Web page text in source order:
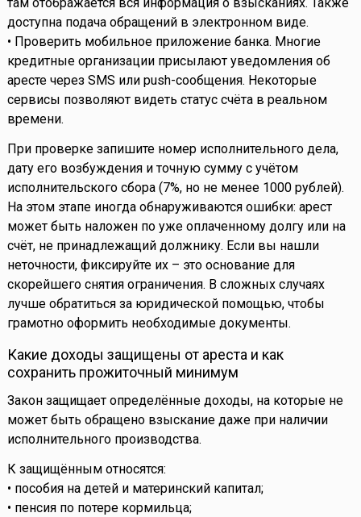
доступна подача обращений в электронном виде.
• Проверить мобильное приложение банка. Многие
кредитные организации присылают уведомления об
аресте через SMS или push-сообщения. Некоторые
сервисы позволяют видеть статус счёта в реальном
времени.
При проверке запишите номер исполнительного дела,
дату его возбуждения и точную сумму с учётом
исполнительского сбора (7%, но не менее 1000 рублей).
На этом этапе иногда обнаруживаются ошибки: арест
может быть наложен по уже оплаченному долгу или на
счёт, не принадлежащий должнику. Если вы нашли
неточности, фиксируйте их – это основание для
скорейшего снятия ограничения. В сложных случаях
лучше обратиться за юридической помощью, чтобы
грамотно оформить необходимые документы.
Какие доходы защищены от ареста и как
сохранить прожиточный минимум
Закон защищает определённые доходы, на которые не
может быть обращено взыскание даже при наличии
исполнительного производства.
К защищённым относятся:
• пособия на детей и материнский капитал;
• пенсия по потере кормильца;